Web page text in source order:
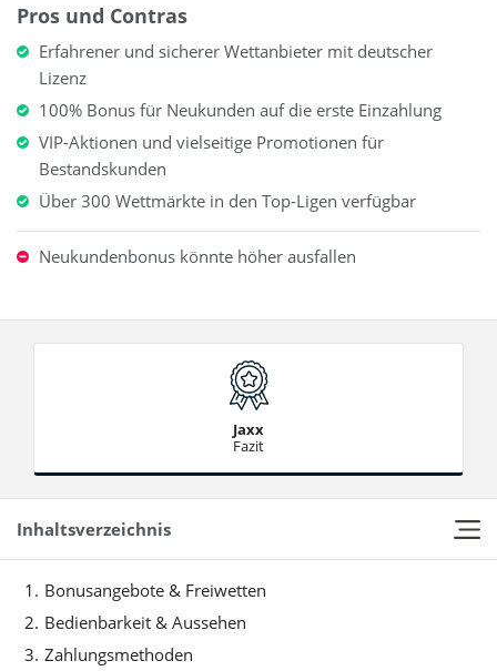
Pros und Contras
Erfahrener und sicherer Wettanbieter mit deutscher
Lizenz
100% Bonus für Neukunden auf die erste Einzahlung
VIP-Aktionen und vielseitige Promotionen für
Bestandskunden
Über 300 Wettmärkte in den Top-Ligen verfügbar
Neukundenbonus könnte höher ausfallen
Jaxx
Fazit
Inhaltsverzeichnis
Bonusangebote & Freiwetten
Bedienbarkeit & Aussehen
Zahlungsmethoden